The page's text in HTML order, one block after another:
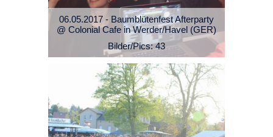
06.05.2017 - Baumblütenfest Afterparty
@ Colonial Cafe in Werder/Havel (GER)
Bilder/Pics: 43